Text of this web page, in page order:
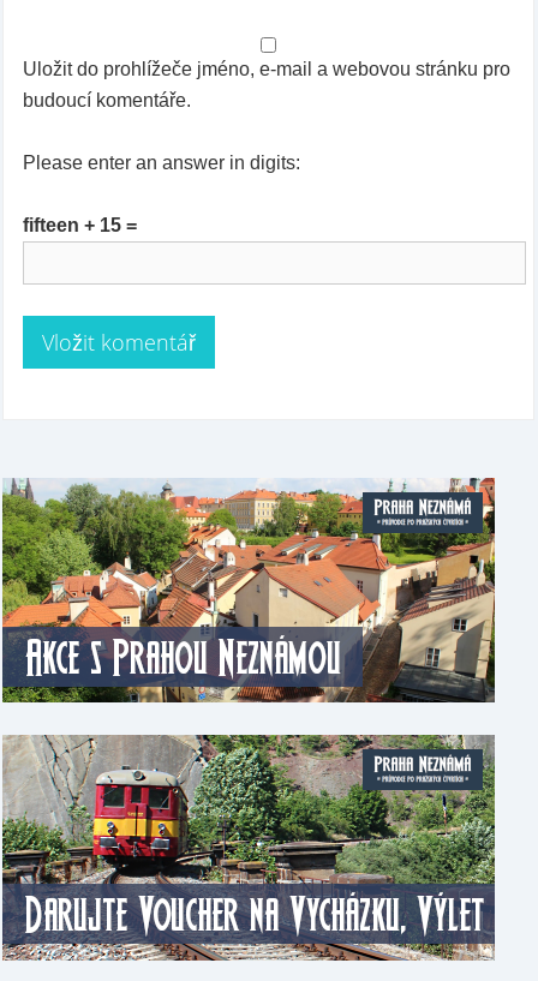
Uložit do prohlížeče jméno, e-mail a webovou stránku pro
budoucí komentáře.
Please enter an answer in digits:
fifteen + 15 =